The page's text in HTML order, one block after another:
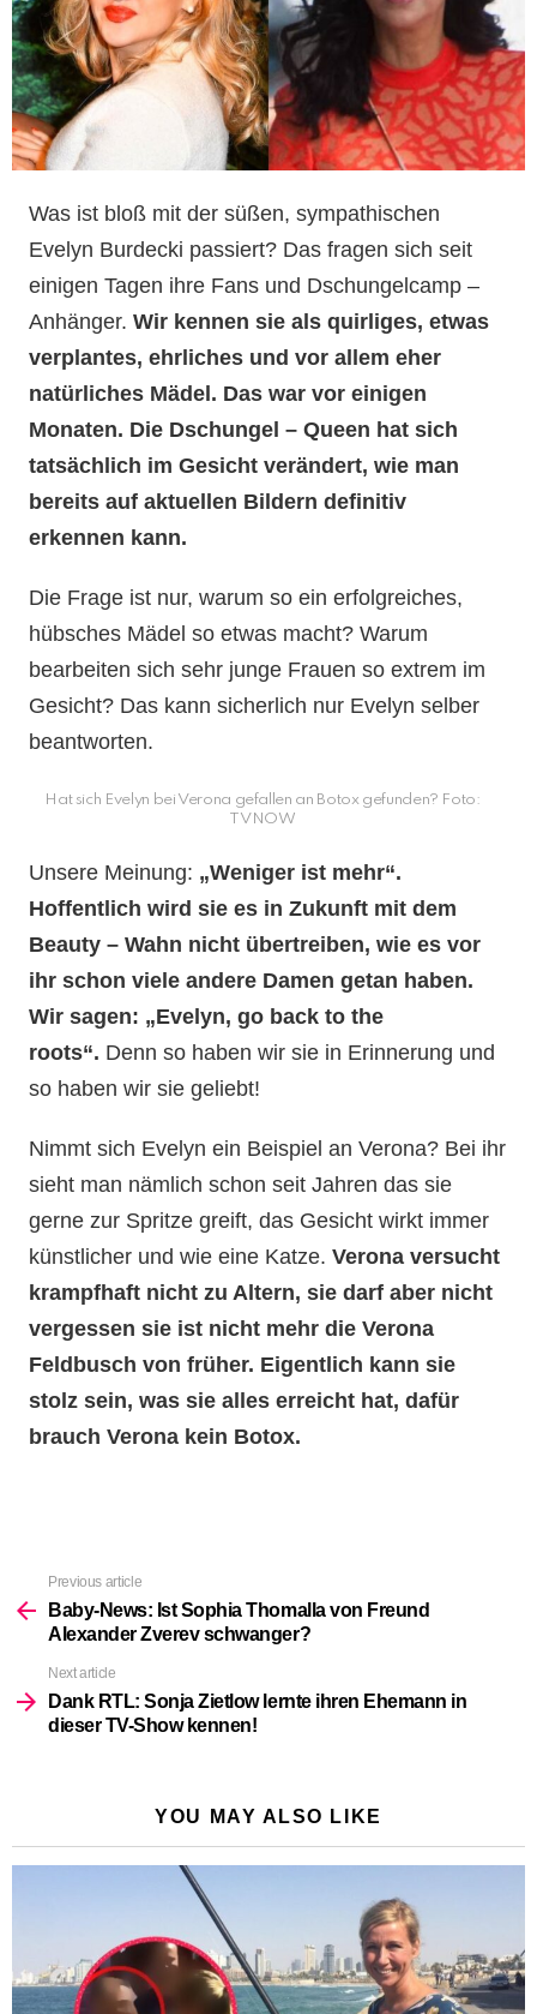
Was ist bloß mit der süßen, sympathischen
Evelyn Burdecki passiert? Das fragen sich seit
einigen Tagen ihre Fans und Dschungelcamp –
Anhänger.Wir kennen sie als quirliges, etwas
verplantes, ehrliches und vor allem eher
natürliches Mädel. Das war vor einigen
Monaten. Die Dschungel – Queen hat sich
tatsächlich im Gesicht verändert, wie man
bereits auf aktuellen Bildern definitiv
erkennen kann.
Die Frage ist nur, warum so ein erfolgreiches,
hübsches Mädel so etwas macht? Warum
bearbeiten sich sehr junge Frauen so extrem im
Gesicht? Das kann sicherlich nur Evelyn selber
beantworten.
Hat sich Evelyn bei Verona gefallen an Botox gefunden? Foto:
TVNOW
Unsere Meinung: „Weniger ist mehr“.
Hoffentlich wird sie es in Zukunft mit dem
Beauty – Wahn nicht übertreiben, wie es vor
ihr schon viele andere Damen getan haben.
Wir sagen: „Evelyn, go back to the
roots“. Denn so haben wir sie in Erinnerung und
so haben wir sie geliebt!
Nimmt sich Evelyn ein Beispiel an Verona? Bei ihr
sieht man nämlich schon seit Jahren das sie
gerne zur Spritze greift, das Gesicht wirkt immer
künstlicher und wie eine Katze.Verona versucht
krampfhaft nicht zu Altern, sie darf aber nicht
vergessen sie ist nicht mehr die Verona
Feldbusch von früher. Eigentlich kann sie
stolz sein, was sie alles erreicht hat, dafür
brauch Verona kein Botox.
more
Previous article
Baby-News: Ist Sophia Thomalla von Freund
Alexander Zverev schwanger?
Next article
Dank RTL: Sonja Zietlow lernte ihren Ehemann in
dieser TV-Show kennen!
YOU MAY ALSO LIKE